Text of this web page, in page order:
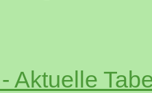
Aktuelle